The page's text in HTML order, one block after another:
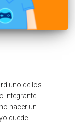
uno de los
integrante
hacer un
quede